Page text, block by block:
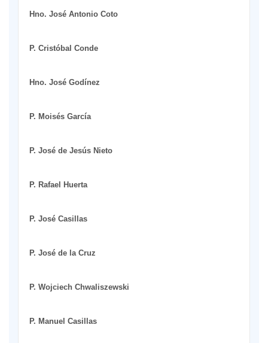
Hno. José Antonio Coto
P. Cristóbal Conde
Hno. José Godínez
P. Moisés García
P. José de Jesús Nieto
P. Rafael Huerta
P. José Casillas
P. José de la Cruz
P. Wojciech Chwaliszewski
P. Manuel Casillas